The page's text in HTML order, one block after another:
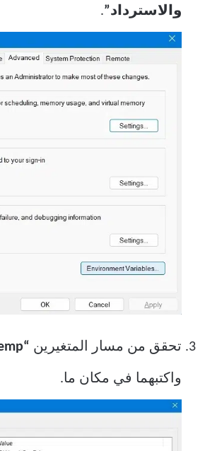
والاسترداد”.
تحقق من مسار المتغيرين “Temp”
واكتبهما في مكان ما.